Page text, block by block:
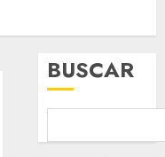
BUSCAR